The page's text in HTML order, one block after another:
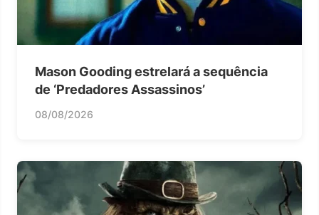
Mason Gooding estrelará a sequência
de ‘Predadores Assassinos’
08/08/2026